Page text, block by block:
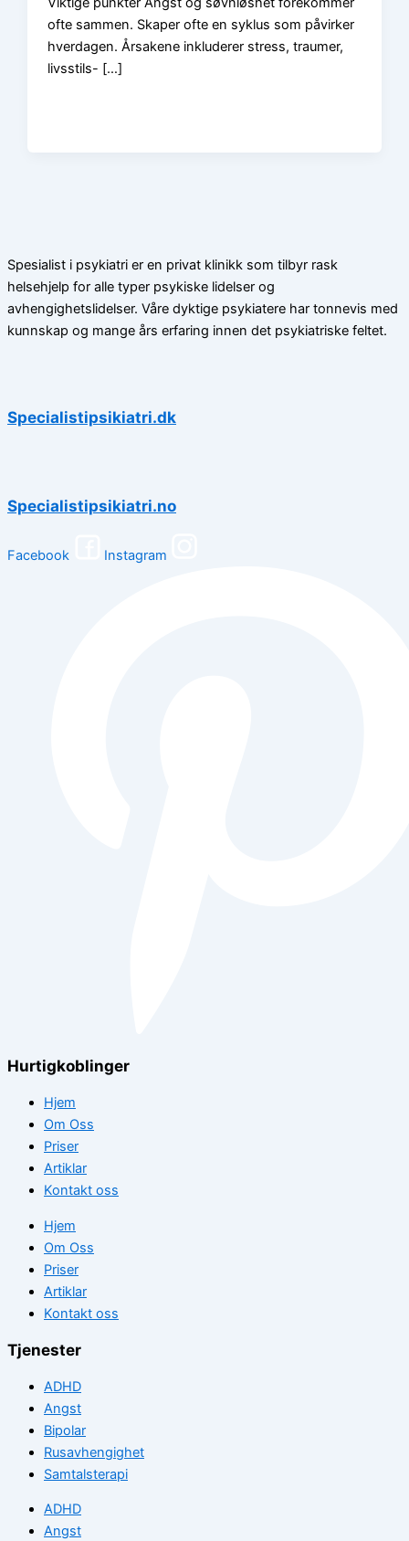
ofte sammen. Skaper ofte en syklus som påvirker
hverdagen. Årsakene inkluderer stress, traumer,
livsstils- […]
Spesialist i psykiatri er en privat klinikk som tilbyr rask
helsehjelp for alle typer psykiske lidelser og
avhengighetslidelser. Våre dyktige psykiatere har tonnevis med
kunnskap og mange års erfaring innen det psykiatriske feltet.
Specialistipsikiatri.dk
Specialistipsikiatri.no
Facebook Instagram
Hurtigkoblinger
Hjem
Om Oss
Priser
Artiklar
Kontakt oss
Hjem
Om Oss
Priser
Artiklar
Kontakt oss
Tjenester
ADHD
Angst
Bipolar
Rusavhengighet
Samtalsterapi
ADHD
Angst